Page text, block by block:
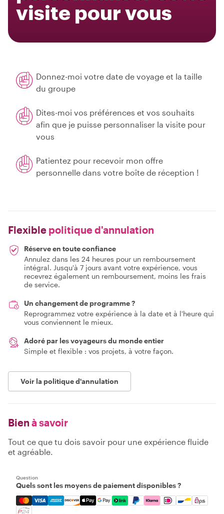
visite pour vous
Donnez-moi votre date de voyage et la taille
du groupe
Dites-moi vos préférences et vos souhaits
afin que je puisse personnaliser la visite pour
vous
Patientez pour recevoir mon offre
personnelle dans votre boîte de réception !
Flexible politique d'annulation
Réserve en toute confiance
Annulez dans les 24 heures pour un remboursement
intégral. Jusqu'à 7 jours avant votre expérience, vous
recevrez également un remboursement, moins les frais
de service.
Un changement de programme ?
Reprogrammez votre expérience à la date et à l'heure qui
vous conviennent le mieux.
Adoré par les voyageurs du monde entier
Simple et flexible : vos projets, à votre façon.
Voir la politique d'annulation
Bien à savoir
Tout ce que tu dois savoir pour une expérience fluide
et agréable.
Question
Quels sont les moyens de paiement disponibles ?
Mastercard, Visa, Amex, Discover, Apple Pay, Google